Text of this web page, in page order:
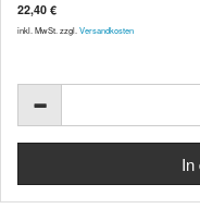
22,40 €
inkl. MwSt. zzgl. Versandkosten